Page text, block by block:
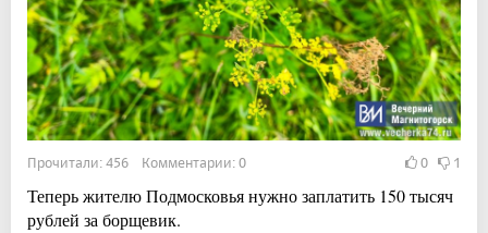
Прочитали: 456 Комментарии: 0 0 1
Теперь жителю Подмосковья нужно заплатить 150 тысяч
рублей за борщевик.